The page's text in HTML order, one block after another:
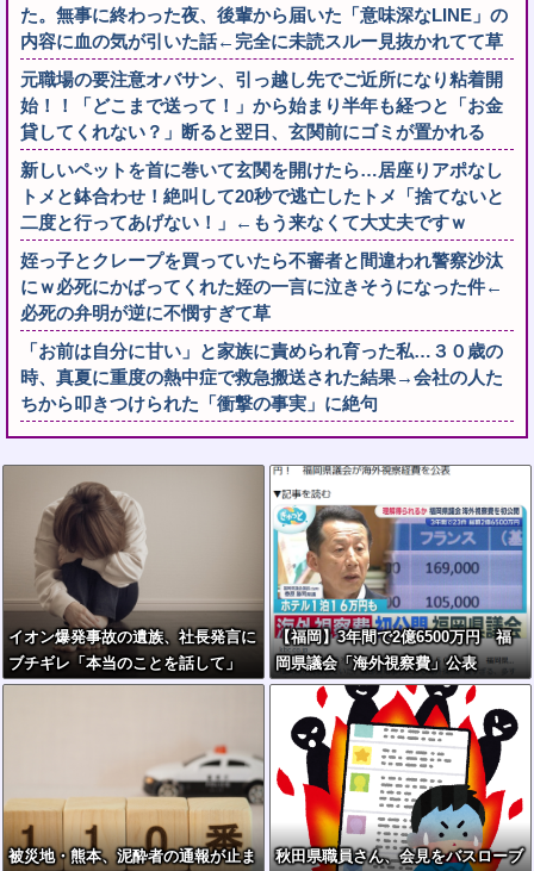
た。無事に終わった夜、後輩から届いた「意味深なLINE」の
内容に血の気が引いた話←完全に未読スルー見抜かれてて草
元職場の要注意オバサン、引っ越し先でご近所になり粘着開
始！！「どこまで送って！」から始まり半年も経つと「お金
貸してくれない？」断ると翌日、玄関前にゴミが置かれる
新しいペットを首に巻いて玄関を開けたら…居座りアポなし
トメと鉢合わせ！絶叫して20秒で逃亡したトメ「捨てないと
二度と行ってあげない！」←もう来なくて大丈夫ですｗ
姪っ子とクレープを買っていたら不審者と間違われ警察沙汰
にｗ必死にかばってくれた姪の一言に泣きそうになった件←
必死の弁明が逆に不憫すぎて草
「お前は自分に甘い」と家族に責められ育った私…３０歳の
時、真夏に重度の熱中症で救急搬送された結果→会社の人た
ちから叩きつけられた「衝撃の事実」に絶句
イオン爆発事故の遺族、社長発言に
ブチギレ「本当のことを話して」
【福岡】3年間で2億6500万円 福
岡県議会「海外視察費」公表
被災地・熊本、泥酔者の通報が止ま
秋田県職員さん、会見をバスローブ